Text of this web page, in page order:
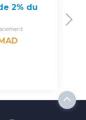
2% du